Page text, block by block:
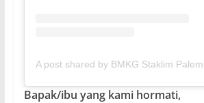
A post shared by BMKG Staklim Palembang
Bapak/ibu yang kami hormati,